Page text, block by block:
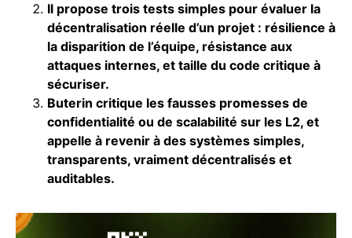
Il propose trois tests simples pour évaluer la
décentralisation réelle d’un projet : résilience à
la disparition de l’équipe, résistance aux
attaques internes, et taille du code critique à
sécuriser.
Buterin critique les fausses promesses de
confidentialité ou de scalabilité sur les L2, et
appelle à revenir à des systèmes simples,
transparents, vraiment décentralisés et
auditables.